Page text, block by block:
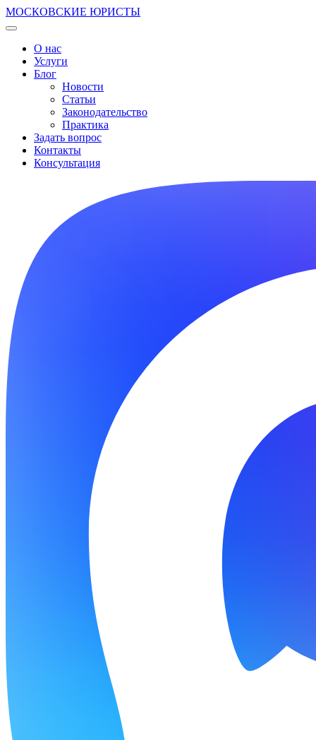
МОСКОВСКИЕ ЮРИСТЫ
О нас
Услуги
Блог
Новости
Статьи
Законодательство
Практика
Задать вопрос
Контакты
Консультация